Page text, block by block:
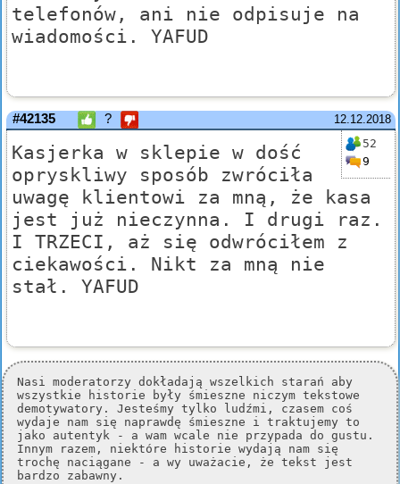
telefonów, ani nie odpisuje na
wiadomości. YAFUD
12.12.2018
#42135 ?
52
9
Kasjerka w sklepie w dość
opryskliwy sposób zwróciła
uwagę klientowi za mną, że kasa
jest już nieczynna. I drugi raz.
I TRZECI, aż się odwróciłem z
ciekawości. Nikt za mną nie
stał. YAFUD
Nasi moderatorzy dokładają wszelkich starań aby
wszystkie historie były śmieszne niczym tekstowe
demotywatory. Jesteśmy tylko ludźmi, czasem coś
wydaje nam się naprawdę śmieszne i traktujemy to
jako autentyk - a wam wcale nie przypada do gustu.
Innym razem, niektóre historie wydają nam się
trochę naciągane - a wy uważacie, że tekst jest
bardzo zabawny.